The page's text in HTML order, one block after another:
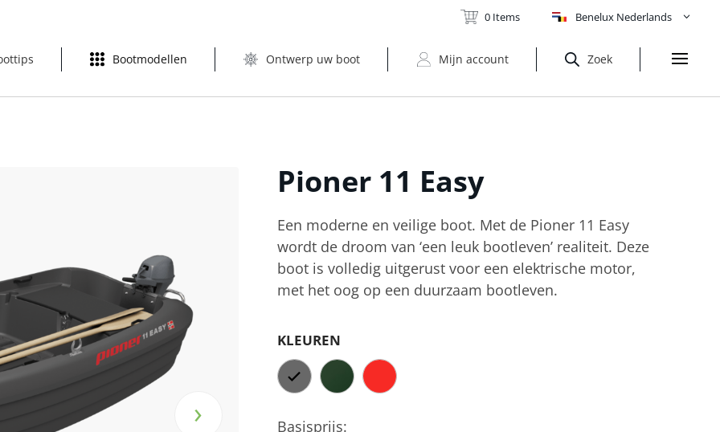
0 Items Benelux Nederlands
Zoek
Mijn account
Ontwerp uw boot
Bootmodellen
›
Pioner 11 Easy
Een moderne en veilige boot. Met de Pioner 11 Easy
wordt de droom van ‘een leuk bootleven’ realiteit. Deze
boot is volledig uitgerust voor een elektrische motor,
met het oog op een duurzaam bootleven.
KLEUREN
Basisprijs​: